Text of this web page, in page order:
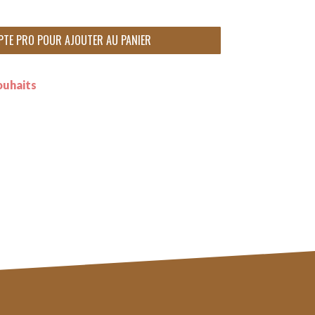
PRO POUR AJOUTER AU PANIER